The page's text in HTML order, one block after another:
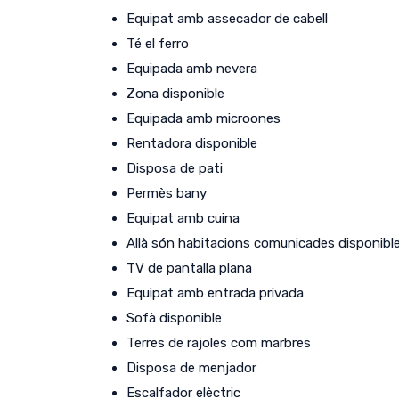
Equipat amb assecador de cabell
Té el ferro
Equipada amb nevera
Zona disponible
Equipada amb microones
Rentadora disponible
Disposa de pati
Permès bany
Equipat amb cuina
Allà són habitacions comunicades
TV de pantalla plana
Equipat amb entrada privada
Sofà disponible
Terres de rajoles com marbres
Disposa de menjador
Escalfador elèctric